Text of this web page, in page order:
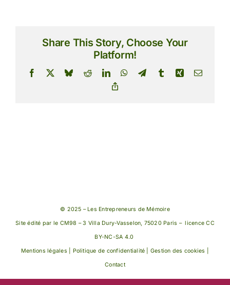
Share This Story, Choose Your
Platform!
Facebook BlueskyRedditLinkedInWhatsApp
TelegramTumblrXing Email
© 2025 – Les Entrepreneurs de Mémoire
Site édité par le CM98 – 3 Villa Dury-Vasselon, 75020 Paris – licenceCC
BY-NC-SA 4.0
Mentions légales | Politique de confidentialité | Gestion des cookies |
Contact